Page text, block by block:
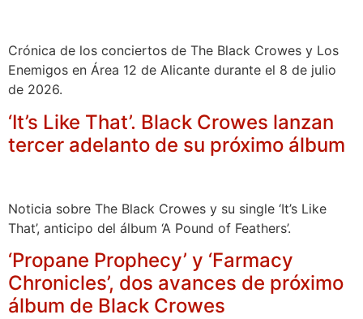
Crónica de los conciertos de The Black Crowes y Los
Enemigos en Área 12 de Alicante durante el 8 de julio
de 2026.
‘It’s Like That’. Black Crowes lanzan
tercer adelanto de su próximo álbum
Noticia sobre The Black Crowes y su single ‘It’s Like
That’, anticipo del álbum ‘A Pound of Feathers’.
‘Propane Prophecy’ y ‘Farmacy
Chronicles’, dos avances de próximo
álbum de Black Crowes